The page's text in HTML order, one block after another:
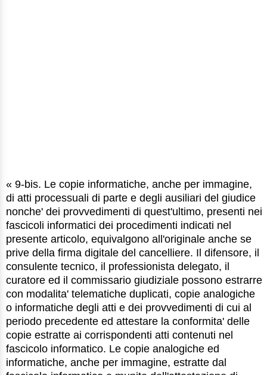
« 9-bis. Le copie informatiche, anche per immagine,
di atti processuali di parte e degli ausiliari del giudice
nonche' dei provvedimenti di quest'ultimo, presenti nei
fascicoli informatici dei procedimenti indicati nel
presente articolo, equivalgono all'originale anche se
prive della firma digitale del cancelliere. Il difensore, il
consulente tecnico, il professionista delegato, il
curatore ed il commissario giudiziale possono estrarre
con modalita' telematiche duplicati, copie analogiche
o informatiche degli atti e dei provvedimenti di cui al
periodo precedente ed attestare la conformita' delle
copie estratte ai corrispondenti atti contenuti nel
fascicolo informatico. Le copie analogiche ed
informatiche, anche per immagine, estratte dal